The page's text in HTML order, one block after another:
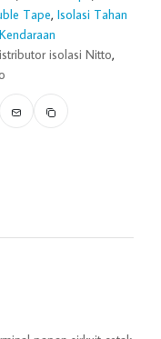
Tape, Isolasi Tahan
isolasi Nitto,